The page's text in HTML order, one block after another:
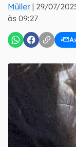
Müller | 29/07/
às 09:27
Confirmo que